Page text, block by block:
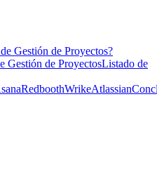
Gestión de Proyectos?
Gestión de ProyectosListado de
RedboothWrikeAtlassian